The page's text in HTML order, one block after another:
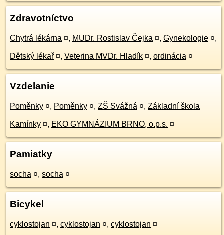
Zdravotníctvo
Chytrá lékárna ¤, MUDr. Rostislav Čejka ¤, Gynekologie ¤,
Dětský lékař ¤, Veterina MVDr. Hladík ¤, ordinácia ¤
Vzdelanie
Poměnky ¤, Poměnky ¤, ZŠ Svážná ¤, Základní škola
Kamínky ¤, EKO GYMNÁZIUM BRNO, o.p.s. ¤
Pamiatky
socha ¤, socha ¤
Bicykel
cyklostojan ¤, cyklostojan ¤, cyklostojan ¤